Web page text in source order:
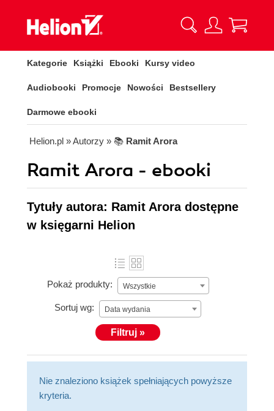
Kategorie Książki Ebooki Kursy video
Audiobooki Promocje Nowości Bestsellery
Darmowe ebooki
Helion.pl » Autorzy » 📚 Ramit Arora
Ramit Arora - ebooki
Tytuły autora: Ramit Arora dostępne
w księgarni Helion
Pokaż produkty: Wszystkie
Sortuj wg: Data wydania
Filtruj »
Nie znaleziono książek spełniających powyższe
kryteria.